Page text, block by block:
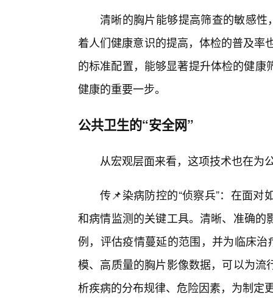
清晰的胸片能够提高筛查的敏感性
着人们健康意识的提高，体检的普及率
的标准配置，能够显著提升体检的健
健康的重要一步。
公共卫生的“安全网”
从宏观层面来看，这项技术也在为
传📌染病防控的“侦察兵”：在面
和病情监测的关键工具。清晰、准确
例，评估疫情蔓延的范围，并为临床
模、高质量的胸片影像数据，可以为
析疾病的分布规律、危险因素，为制定